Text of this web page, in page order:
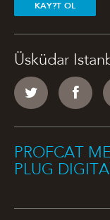
KAY?T OL
Üsküdar
PROFCAT
PLUG